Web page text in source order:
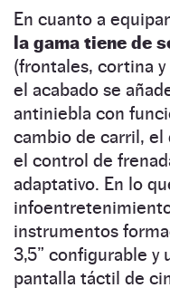
En cuanto a
la gama tiene de
(frontales, cortina y
el acabado se
antiniebla con
cambio de carril,
el control de
adaptativo. En lo
instrumentos
3,5” configurable y
pantalla táctil de